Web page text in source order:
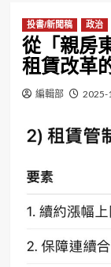
投書/新聞稿 政治
從「親房
租賃改革
編輯部 2025-